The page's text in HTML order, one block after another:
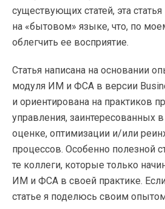
существующих статей, эта статья
на «бытовом» языке, что, по
облегчить ее восприятие.
Статья написана на основании
модуля ИМ и ФСА в версии
и ориентирована на практиков
управления, заинтересованных
оценке, оптимизации и/или
процессов. Особенно полезной
те коллеги, которые только
ИМ и ФСА в своей практике.
статье я поделюсь своим